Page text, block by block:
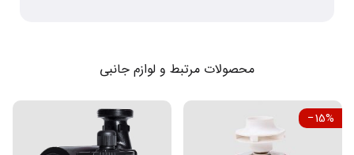
محصولات مرتبط و لوازم جانبی
‎−15%